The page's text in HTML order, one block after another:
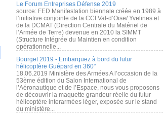
Le Forum Entreprises Défense 2019
source: FED Manifestation biennale créée en 1989 à
l’initiative conjointe de la CCI Val-d’Oise/ Yvelines et
de la DCMAT (Direction Centrale du Matériel de
l’Armée de Terre) devenue en 2010 la SIMMT
(Structure Intégrée du Maintien en condition
opérationnelle...
Bourget 2019 - Embarquez à bord du futur
hélicoptère Guépard en 360°
18.06.2019 Ministère des Armées A l’occasion de la
53ème édition du Salon International de
l’Aéronautique et de l’Espace, nous vous proposons
de découvrir la maquette grandeur réelle du futur
hélicoptère interarmées léger, exposée sur le stand
du ministère...